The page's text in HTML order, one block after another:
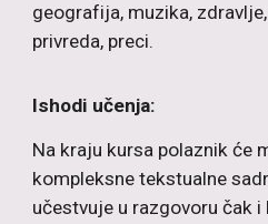
geografija, muzika,
privreda, preci.
Ishodi učenja:
Na kraju kursa polaznik će
kompleksne tekstualne
učestvuje u razgovoru čak